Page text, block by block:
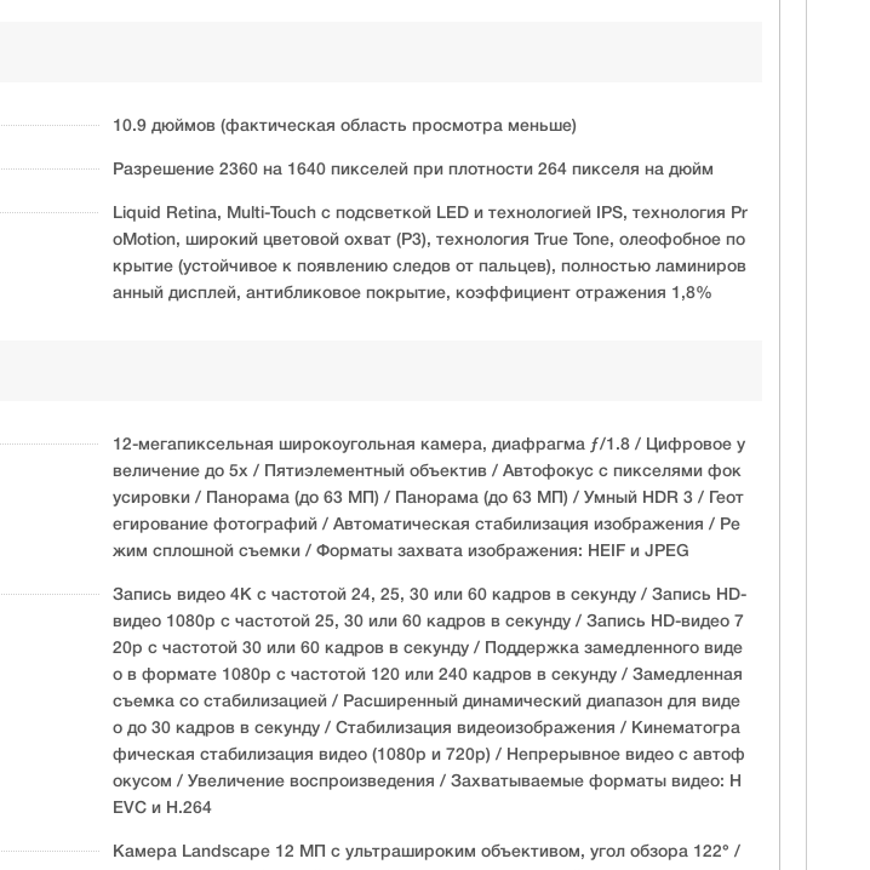
10.9 дюймов (фактическая область просмотра меньше)
Разрешение 2360 на 1640 пикселей при плотности 264 пикселя на дюйм
Liquid Retina, Multi-Touch с подсветкой LED и технологией IPS, технология Pr
oMotion, широкий цветовой охват (P3), технология True Tone, олеофобное по
крытие (устойчивое к появлению следов от пальцев), полностью ламиниров
анный дисплей, антибликовое покрытие, коэффициент отражения 1,8%
12-мегапиксельная широкоугольная камера, диафрагма ƒ/1.8 / Цифровое у
величение до 5x / Пятиэлементный объектив / Автофокус с пикселями фок
усировки / Панорама (до 63 МП) / Панорама (до 63 МП) / Умный HDR 3 / Геот
егирование фотографий / Автоматическая стабилизация изображения / Ре
жим сплошной съемки / Форматы захвата изображения: HEIF и JPEG
Запись видео 4K с частотой 24, 25, 30 или 60 кадров в секунду / Запись HD-
видео 1080p с частотой 25, 30 или 60 кадров в секунду / Запись HD-видео 7
20p с частотой 30 или 60 кадров в секунду / Поддержка замедленного виде
о в формате 1080p с частотой 120 или 240 кадров в секунду / Замедленная
съемка со стабилизацией / Расширенный динамический диапазон для виде
о до 30 кадров в секунду / Стабилизация видеоизображения / Кинематогра
фическая стабилизация видео (1080p и 720p) / Непрерывное видео с автоф
окусом / Увеличение воспроизведения / Захватываемые форматы видео: H
EVC и H.264
Камера Landscape 12 МП с ультрашироким объективом, угол обзора 122° /